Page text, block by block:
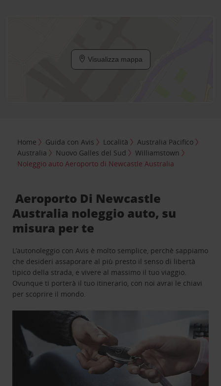
Visualizza mappa
Home Guida con Avis Località
Australia Pacifico
Australia
Nuovo Galles del Sud
Williamstown
Noleggio auto Aeroporto di Newcastle Australia
Aeroporto Di Newcastle
Australia noleggio auto, su
misura per te
L’autonoleggio con Avis è molto semplice, perchè sappiamo
che desideri assaporare al più presto il senso di libertà
tipico della strada, e vivere al massimo il tuo viaggio.
Ovunque ti porterà il tuo itinerario, con noi avrai le chiavi
per scoprire il mondo.